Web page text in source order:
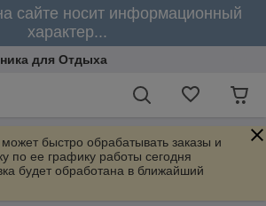
сайте носит информационный
характер...
для Отдыха
быстро обрабатывать заказы и
по ее графику работы сегодня
будет обработана в ближайший